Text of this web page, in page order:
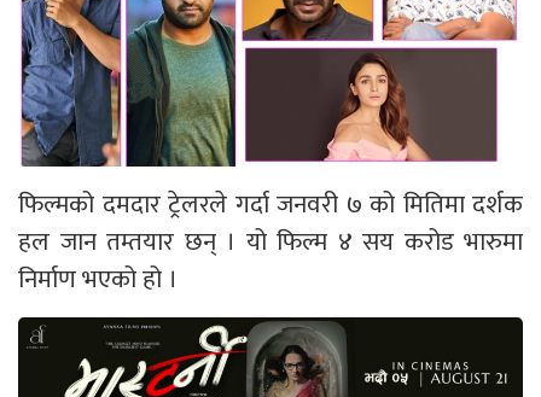
फिल्मको दमदार ट्रेलरले गर्दा जनवरी ७ को मितिमा दर्शक
हल जान तम्तयार छन् । यो फिल्म ४ सय करोड भारुमा
निर्माण भएको हो ।